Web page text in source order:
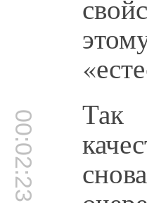
00:02:23 Так